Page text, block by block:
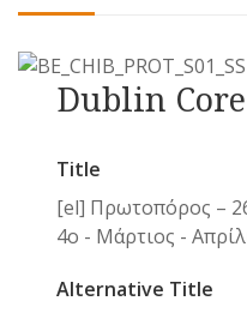
Dublin Core
Title
[el] Πρωτοπόρος –
4ο - Μάρτιος -
Alternative Title